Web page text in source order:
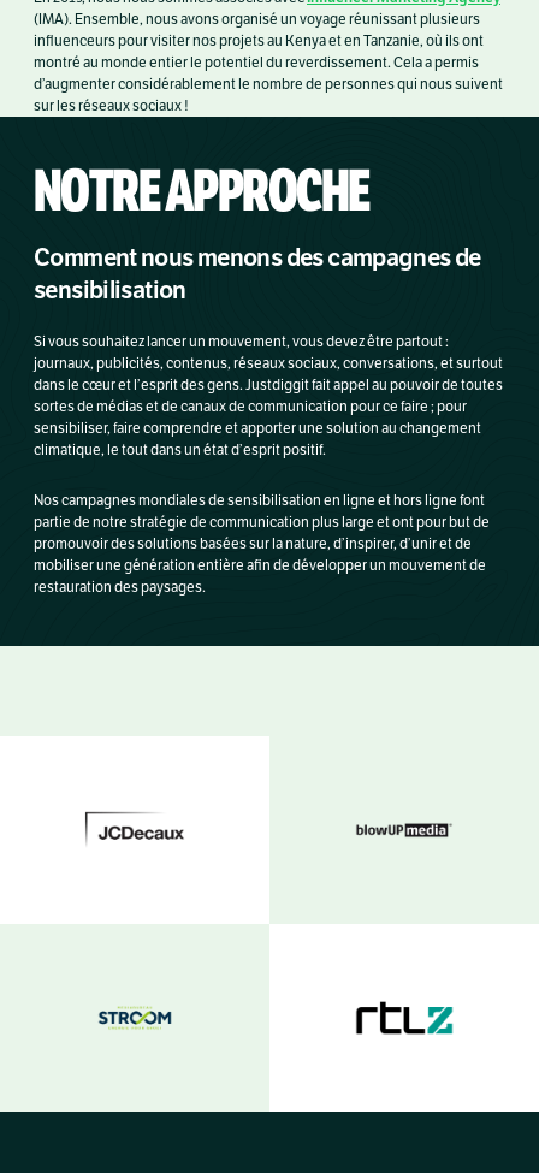
(IMA). Ensemble, nous avons organisé un voyage réunissant plusieurs
influenceurs pour visiter nos projets au Kenya et en Tanzanie, où ils ont
montré au monde entier le potentiel du reverdissement. Cela a permis
d’augmenter considérablement le nombre de personnes qui nous suivent
sur les réseaux sociaux !
NOTRE APPROCHE
Comment nous menons des campagnes de
sensibilisation
Si vous souhaitez lancer un mouvement, vous devez être partout :
journaux, publicités, contenus, réseaux sociaux, conversations, et surtout
dans le cœur et l’esprit des gens. Justdiggit fait appel au pouvoir de toutes
sortes de médias et de canaux de communication pour ce faire ; pour
sensibiliser, faire comprendre et apporter une solution au changement
climatique, le tout dans un état d’esprit positif.
Nos campagnes mondiales de sensibilisation en ligne et hors ligne font
partie de notre stratégie de communication plus large et ont pour but de
promouvoir des solutions basées sur la nature, d’inspirer, d’unir et de
mobiliser une génération entière afin de développer un mouvement de
restauration des paysages.